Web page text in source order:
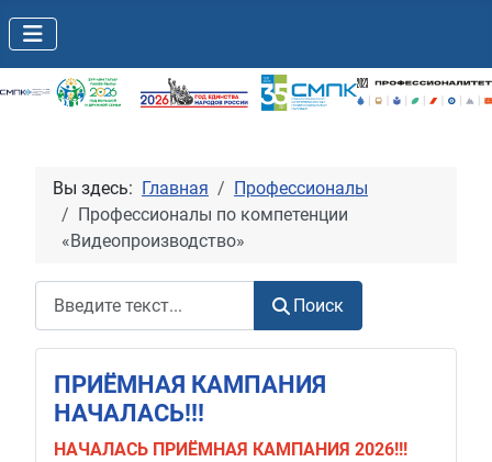
Вы здесь: Главная
Профессионалы
Профессионалы по компетенции
«Видеопроизводство»
Поиск
ПРИЁМНАЯ КАМПАНИЯ
НАЧАЛАСЬ!!!
НАЧАЛАСЬ ПРИЁМНАЯ КАМПАНИЯ 2026!!!